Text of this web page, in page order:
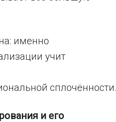
именно
учит
и его